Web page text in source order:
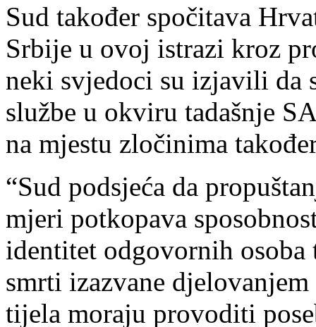
Sud također spočitava
Srbije u ovoj istrazi kroz
neki svjedoci su izjavili da
službe u okviru tadašnje
na mjestu zločinima
“Sud podsjeća da
mjeri potkopava
identitet odgovornih osoba
smrti izazvane
tijela moraju provoditi